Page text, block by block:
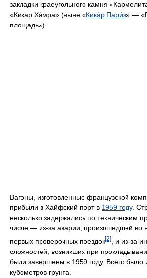
закладки краеугольного камня
«Кикар Ха́мра» (ныне «Кика́р Пари́з» —
площадь»).
Вагоны, изготовленные французской
прибыли в Хайфский порт в 1959 году.
несколько задержались по техническим
числе — из-за аварии, произошедшей во
первых проверочных поездок[2]
, и из-за
сложностей, возникших при
были завершены в 1959 году. Всего было
кубометров грунта.